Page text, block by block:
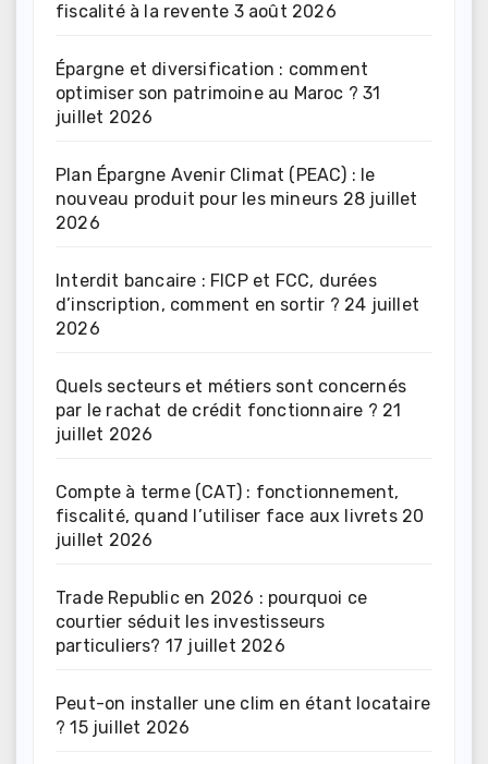
fiscalité à la revente 3 août 2026
Épargne et diversification : comment
optimiser son patrimoine au Maroc ? 31
juillet 2026
Plan Épargne Avenir Climat (PEAC) : le
nouveau produit pour les mineurs 28 juillet
2026
Interdit bancaire : FICP et FCC, durées
d’inscription, comment en sortir ? 24 juillet
2026
Quels secteurs et métiers sont concernés
par le rachat de crédit fonctionnaire ? 21
juillet 2026
Compte à terme (CAT) : fonctionnement,
fiscalité, quand l’utiliser face aux livrets 20
juillet 2026
Trade Republic en 2026 : pourquoi ce
courtier séduit les investisseurs
particuliers? 17 juillet 2026
Peut-on installer une clim en étant locataire
? 15 juillet 2026